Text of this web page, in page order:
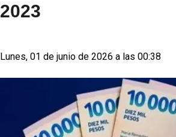
2023
Lunes, 01 de junio de 2026 a las 00:38